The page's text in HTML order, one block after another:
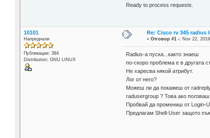
Ready to process requests.
10101
Напреднали
Публикации: 384
Distribution: GNU LINUX
Re: Cisco rv 345 radius
«Отговор #1 -: Nov 22,
Radius-a пуска...както знаеш
по-скоро проблема е в другата
Не харесва някой атрибут.
Лог от него?
Можеш ли да покажеш от
radusergroup ? Това ако ползваш
Пробвай да промениш от Login-
Предлагам Shell-User защото